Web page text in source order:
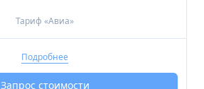
Тариф «Авиа»
Подробнее
Запрос стоимости